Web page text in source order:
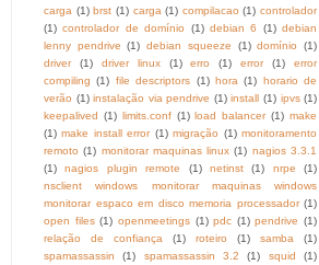
carga (1) brst (1) carga (1) compilacao (1) controlador
(1) controlador de domínio (1) debian 6 (1) debian
lenny pendrive (1) debian squeeze (1) domínio
(1)
driver
(1) driver linux (1) erro (1) error (1)
error
compiling (1) file descriptors (1) hora (1) horario de
verão (1) instalação via pendrive (1) install (1) ipvs (1)
keepalived (1) limits.conf (1) load balancer (1) make
(1) make install error (1) migração (1) monitoramento
remoto (1) monitorar maquinas linux (1) nagios 3.3.1
(1)
nagios plugin remote (1) netinst (1) nrpe
(1)
nsclient windows monitorar maquinas windows
monitorar espaco em disco memoria processador (1)
open files (1) openmeetings (1) pdc (1) pendrive (1)
relação de confiança
(1) roteiro (1) samba
(1)
spamassassin
(1) spamassassin 3.2 (1) squid
(1)